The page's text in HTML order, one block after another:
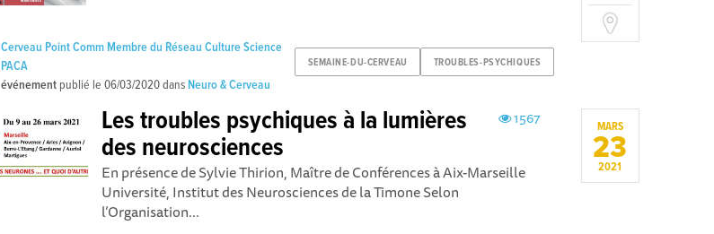
SEMAINE-DU-CERVEAU TROUBLES-PSYCHIQUES
Cerveau Point Comm Membre du Réseau Culture Science
PACA
événement publié le06/03/2020dans Neuro & Cerveau
MARS
23
2021
1567
Les troubles psychiques à la lumières
des neurosciences
En présence de Sylvie Thirion, Maître de Conférences à Aix-Marseille
Université, Institut des Neurosciences de la Timone Selon
l’Organisation...